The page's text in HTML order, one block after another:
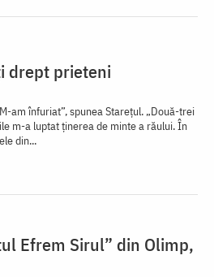
drept prieteni
am înfuriat”, spunea Starețul. „Două-trei
m-a luptat ținerea de minte a răului. În
din...
Efrem Sirul” din Olimp,